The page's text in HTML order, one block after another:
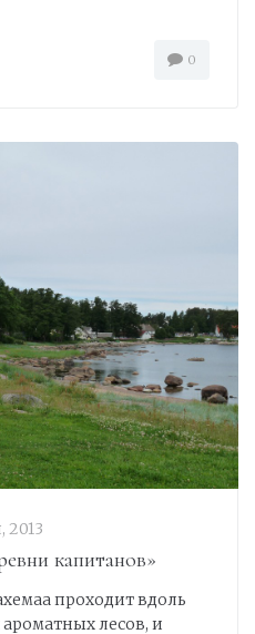
0
2013
капитанов»
проходит вдоль
лесов, и